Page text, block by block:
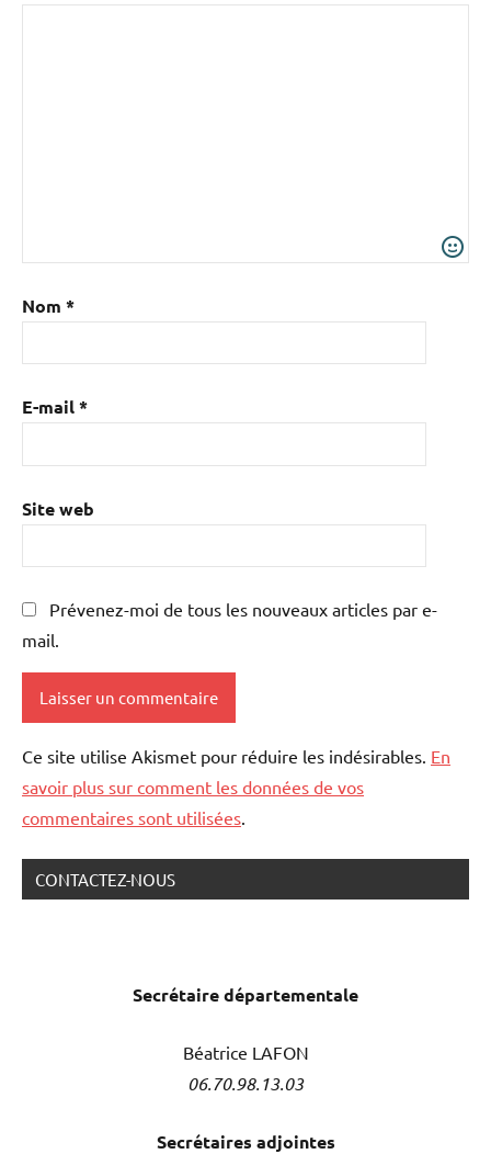
Nom *
E-mail*
Site web
Prévenez-moi de tous les nouveaux articles par e-
mail.
Ce site utilise Akismet pour réduire les indésirables. En
savoir plus sur comment les données de vos
commentaires sont utilisées
CONTACTEZ-NOUS
Secrétairedépartementale
Béatrice LAFON
06.70.98.13.03
Secrétaires adjointes